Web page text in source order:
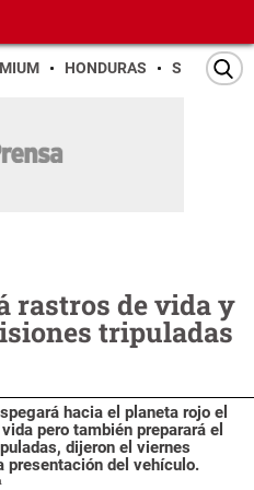
HONDURAS SAN PEDRO
rastros de vida y
tripuladas
hacia el planeta rojo el
pero también preparará el
dijeron el viernes
presentación del vehículo.